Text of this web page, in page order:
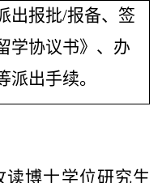
出报批/报备、签
学协议书》、办
出手续。
博士学位研究生